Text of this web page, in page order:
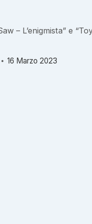
– L’enigmista” e
16 Marzo 2023